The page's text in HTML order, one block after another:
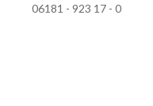
06181 - 923 17 - 0